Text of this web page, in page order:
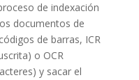
de indexación
documentos de
de barras, ICR
o OCR
y sacar el